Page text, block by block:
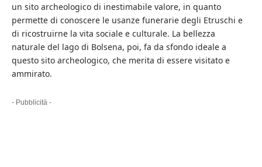
un sito archeologico di inestimabile valore, in quanto
permette di conoscere le usanze funerarie degli Etruschi e
di ricostruirne la vita sociale e culturale. La bellezza
naturale del lago di Bolsena, poi, fa da sfondo ideale a
questo sito archeologico, che merita di essere visitato e
ammirato.
- Pubblicità -